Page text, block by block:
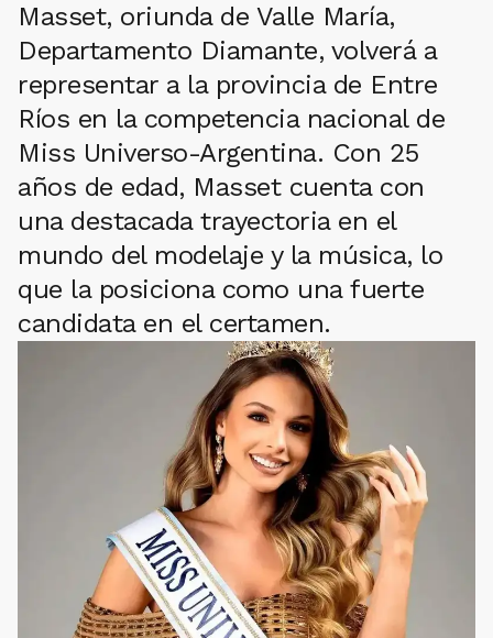
Masset, oriunda de Valle María,
Departamento Diamante, volverá a
representar a la provincia de Entre
Ríos en la competencia nacional de
Miss Universo-Argentina. Con 25
años de edad, Masset cuenta con
una destacada trayectoria en el
mundo del modelaje y la música, lo
que la posiciona como una fuerte
candidata en el certamen.